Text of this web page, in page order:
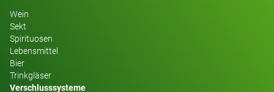
Wein
Sekt
Spirituosen
Lebensmittel
Bier
Trinkgläser
Verschlusssysteme